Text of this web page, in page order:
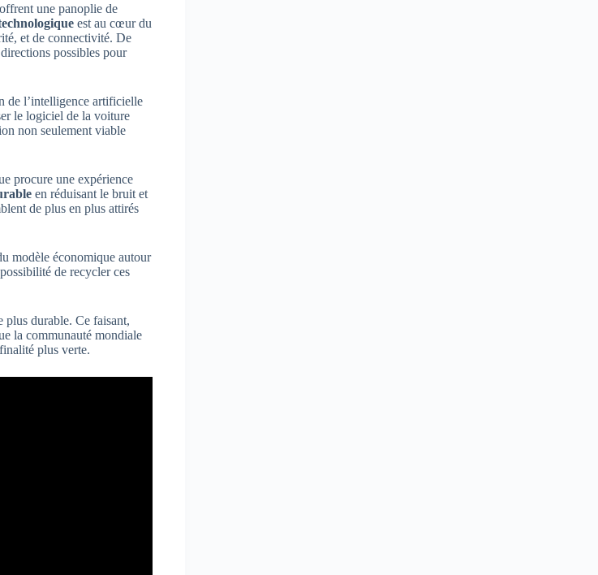
une panoplie de
est au cœur du
et de connectivité. De
possibles pour
de l’intelligence artificielle
le logiciel de la voiture
non seulement viable
procure une expérience
en réduisant le bruit et
de plus en plus attirés
modèle économique autour
de recycler ces
plus durable. Ce faisant,
la communauté mondiale
plus verte.